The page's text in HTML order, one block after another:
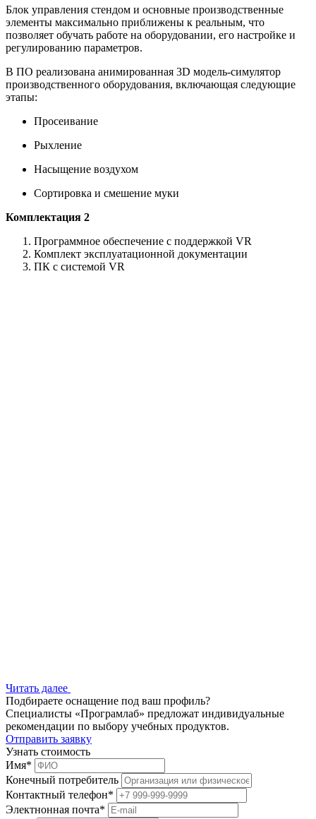
Блок управления стендом и основные производственные
элементы максимально приближены к реальным, что
позволяет обучать работе на оборудовании, его настройке и
регулированию параметров.
В ПО реализована анимированная 3D модель-симулятор
производственного оборудования, включающая следующие
этапы:
Просеивание
Рыхление
Насыщение воздухом
Сортировка и смешение муки
Комплектация 2
Программное обеспечение с поддержкой VR
Комплект эксплуатационной документации
ПК с системой VR
Читать далее
Подбираете оснащение под ваш профиль?
Специалисты «Програмлаб» предложат индивидуальные
рекомендации по выбору учебных продуктов.
Отправить заявку
Узнать стоимость
Имя*
Конечный потребитель
Контактный телефон*
Электнонная почта*